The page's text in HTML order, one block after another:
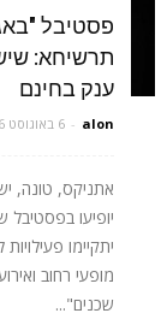
פסטיבל
תרשיחא:
ענק בחינם
alon
- 6 באוגוסט 2026
אתניקס, טונה,
יתקיימו
מופעי רחוב
שכנים"...